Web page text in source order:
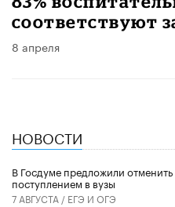
соответствуют
8 апреля
НОВОСТИ
В Госдуме предложили
поступлением в вузы
7 АВГУСТА / ЕГЭ И ОГЭ